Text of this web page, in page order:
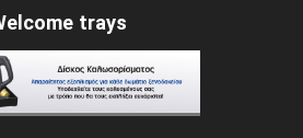
trays